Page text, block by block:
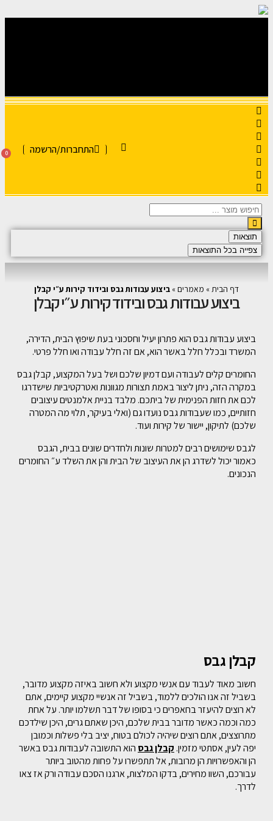
התחברות/הרשמה 0
תוצאות
צפייה בכל התוצאות
דף הבית» מאמרים» ביצוע עבודות גבס ובידוד קירות ע״י קבלן
ביצוע עבודות גבס ובידוד קירות ע״י קבלן
ביצוע עבודות גבס הוא פתרון יעיל וחסכוני בעת שיפוץ הבית, הדירה,
המשרד ובכלל חלל באשר הוא, אם זה חלל עבודה ואו חלל פרטי.
החומרים קלים לעבודה ועם דמיון שלכם ושל בעל המקצוע, קבלן גבס
במקרה הזה, ניתן ליצור באמת תצורות מגוונות ואטרקטיביות שישדרגו
לכם את חזות הפנימית של ביתכם. מלבד בניית אלמנטים עיצובים
חזותיים, כמו שעבודות גבס נועדו גם (ואלי בעיקר, תלוי מה המטרה
שלכם) לתיקון, יישור של קירות ועוד.
לגבס שימושים רבים למטרות שונות ולחדרים שונים בבית, הגבס
כאמור יכול לשדרג הן את העיצוב של הבית והן את השלד ע״ החומרים
הנכונים.
קבלן גבס
חשוב מאוד לעבוד עם אנשי מקצוע ולא חשוב באיזה מקצוע מדובר,
בשביל זה אנו הולכים ללמוד, בשביל זה אנשיי מקצוע קיימים, אתם
לא רוצים להיעזר בחאפרים כי בסופו של דבר תשלמו יותר. על אחת
כמה וכמה כאשר מדובר בבית שלכם, היכן שאתם גרים, היכן שילדכם
מתרוצצים, אתם רוצים שיהיה לכולם בטוח, יציב בלי פשלות וכמובן
יפה לעין, אסתטי מזמין. קבלן גבס הוא התשובה לעבודות גבס באשר
הן והאפשרויות הן מרובות, אל תתפשרו על פחות מהטוב ביותר
עבורכם, השוו מחירים, בדקו המלצות, ארגנו הסכם עבודה ורק אז צאו
לדרך.